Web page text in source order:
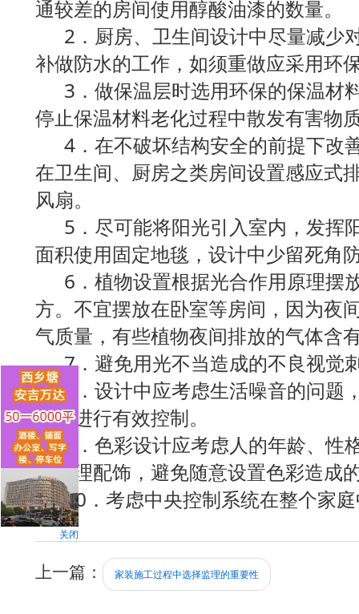
通较差的房间使用醇酸油漆的数量。
2．厨房、卫生间设计中尽量减少
补做防水的工作，如须重做应采用环
3．做保温层时选用环保的保温材
停止保温材料老化过程中散发有害物
4．在不破坏结构安全的前提下改
在卫生间、厨房之类房间设置感应式
风扇。
5．尽可能将阳光引入室内，发挥
面积使用固定地毯，设计中少留死角
6．植物设置根据光合作用原理摆
方。不宜摆放在卧室等房间，因为夜
气质量，有些植物夜间排放的气体含
7．避免用光不当造成的不良视觉
8．设计中应考虑生活噪音的问题
噪音进行有效控制。
9．色彩设计应考虑人的年龄、性
行合理配饰，避免随意设置色彩造成
10．考虑中央控制系统在整个家庭
上一篇： 家装施工过程中选择监理的重要性
关闭